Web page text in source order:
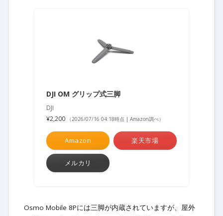
DJI OM グリップ式三脚
DJI
¥2,200
（2026/07/16 04:18時点 | Amazon調べ）
Amazon 楽天市場
メルカリ
Osmo Mobile 8Pには三脚が内蔵されていますが、屋外